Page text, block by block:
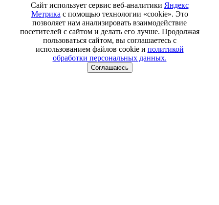
Сайт использует сервис веб-аналитики Яндекс
Метрика с помощью технологии «cookie». Это
позволяет нам анализировать взаимодействие
посетителей с сайтом и делать его лучше. Продолжая
пользоваться сайтом, вы соглашаетесь с
использованием файлов cookie и политикой
обработки персональных данных.
Соглашаюсь